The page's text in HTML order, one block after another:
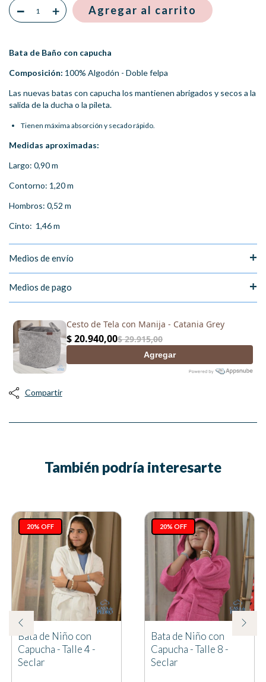
Bata de Baño con capucha
Composición: 100% Algodón - Doble felpa
Las nuevas batas con capucha los mantienen abrigados y secos a la
salida de la ducha o la pileta.
Tienen máxima absorción y secado rápido.
Medidas aproximadas:
Largo: 0,90 m
Contorno: 1,20 m
Hombros: 0,52 m
Cinto: 1,46 m
Medios de envío
Medios de pago
Compartir
También podría interesarte
20% OFF
Bata de Niño con
Capucha - Talle 4 -
Seclar
20% OFF
Bata de Niño con
Capucha - Talle 8 -
Seclar